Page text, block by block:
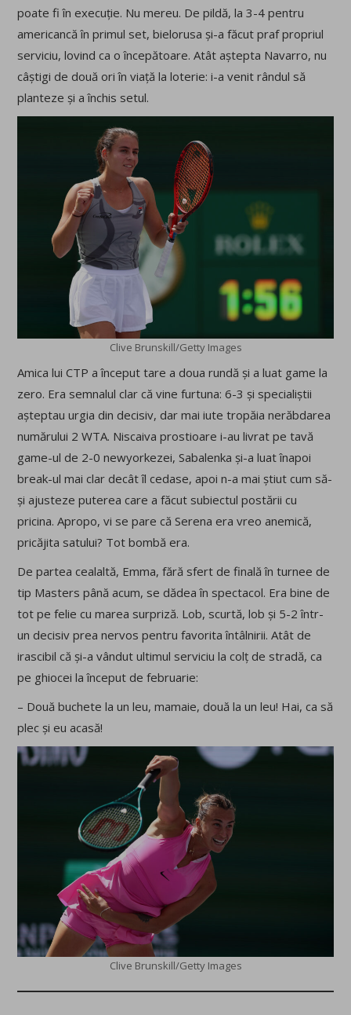
poate fi în execuție. Nu mereu. De pildă, la 3-4 pentru
americancă în primul set, bielorusa și-a făcut praf propriul
serviciu, lovind ca o începătoare. Atât aștepta Navarro, nu
câștigi de două ori în viață la loterie: i-a venit rândul să
planteze și a închis setul.
Clive Brunskill/Getty Images
Amica lui CTP a început tare a doua rundă și a luat game la
zero. Era semnalul clar că vine furtuna: 6-3 și specialiștii
așteptau urgia din decisiv, dar mai iute tropăia nerăbdarea
numărului 2 WTA. Niscaiva prostioare i-au livrat pe tavă
game-ul de 2-0 newyorkezei, Sabalenka și-a luat înapoi
break-ul mai clar decât îl cedase, apoi n-a mai știut cum să-
și ajusteze puterea care a făcut subiectul postării cu
pricina. Apropo, vi se pare că Serena era vreo anemică,
pricăjita satului? Tot bombă era.
De partea cealaltă, Emma, fără sfert de finală în turnee de
tip Masters până acum, se dădea în spectacol. Era bine de
tot pe felie cu marea surpriză. Lob, scurtă, lob și 5-2 într-
un decisiv prea nervos pentru favorita întâlnirii. Atât de
irascibil că și-a vândut ultimul serviciu la colț de stradă, ca
pe ghiocei la început de februarie:
– Două buchete la un leu, mamaie, două la un leu! Hai, ca să
plec și eu acasă!
Clive Brunskill/Getty Images